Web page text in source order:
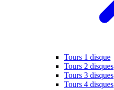
Tours 1 disque
Tours 2 disques
Tours 3 disques
Tours 4 disques